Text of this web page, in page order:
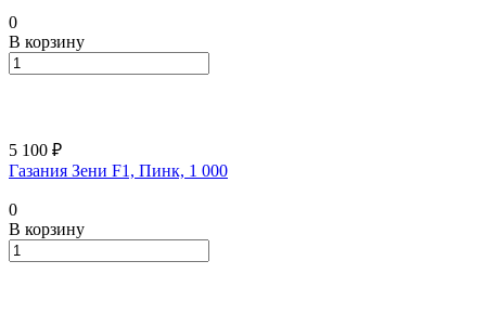
0
В корзину
5 100 ₽
Газания Зени F1, Пинк, 1 000
0
В корзину